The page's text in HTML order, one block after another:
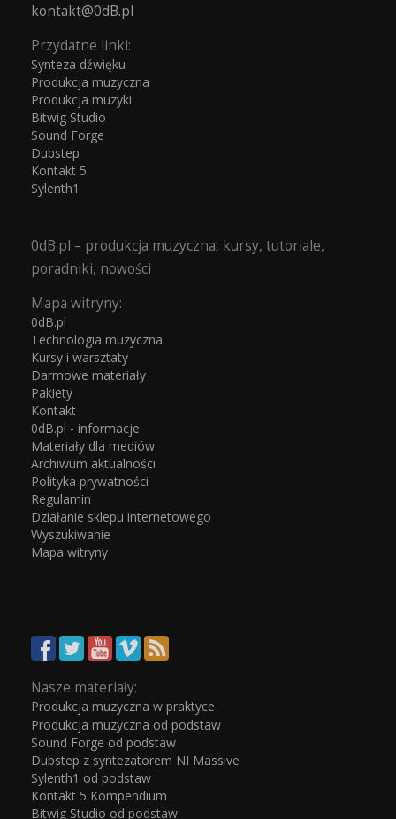
kontakt@0dB.pl
Przydatne linki:
Synteza dźwięku
Produkcja muzyczna
Produkcja muzyki
Bitwig Studio
Sound Forge
Dubstep
Kontakt 5
Sylenth1
0dB.pl – produkcja muzyczna, kursy, tutoriale,
poradniki, nowości
Mapa witryny:
0dB.pl
Technologia muzyczna
Kursy i warsztaty
Darmowe materiały
Pakiety
Kontakt
0dB.pl - informacje
Materiały dla mediów
Archiwum aktualności
Polityka prywatności
Regulamin
Działanie sklepu internetowego
Wyszukiwanie
Mapa witryny
Nasze materiały:
Produkcja muzyczna w praktyce
Produkcja muzyczna od podstaw
Sound Forge od podstaw
Dubstep z syntezatorem NI Massive
Sylenth1 od podstaw
Kontakt 5 Kompendium
Bitwig Studio od podstaw